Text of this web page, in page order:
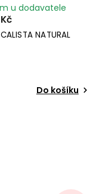
NATURAL
u dodavatele
Do košíku